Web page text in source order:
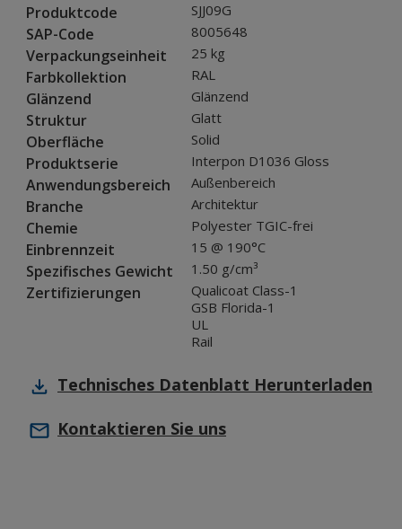
Produktcode SJJ09G
SAP-Code 8005648
Verpackungseinheit 25 kg
Farbkollektion RAL
Glänzend Glänzend
Struktur Glatt
Oberfläche Solid
Produktserie Interpon D1036 Gloss
Anwendungsbereich Außenbereich
Branche Architektur
Chemie Polyester TGIC-frei
Einbrennzeit 15 @ 190°C
Spezifisches Gewicht 1.50 g/cm³
Zertifizierungen
Qualicoat Class-1
GSB Florida-1
UL
Rail
Technisches Datenblatt Herunterladen
Kontaktieren Sie uns